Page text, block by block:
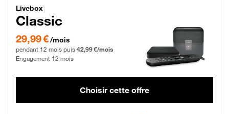
Livebox Classic Fibre
Livebox
Classic
29,99 € par mois pendant 12 mois puis 42,99 € par mois, Engagement 12 mois
29,99 €/mois
pendant 12 mois puis 42,99 €/mois
Engagement 12 mois
Choisir cette offre